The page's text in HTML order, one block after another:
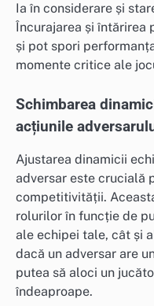
Ia în considerare și
Încurajarea și întărirea
și pot spori
momente critice ale
Schimbarea
acțiunile
Ajustarea dinamicii
adversar este crucială
competitivității.
rolurilor în funcție de
ale echipei tale, cât și
dacă un adversar are
putea să aloci un
îndeaproape.